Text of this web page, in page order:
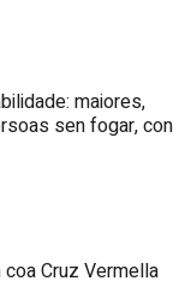
maiores,
sen fogar, con
Cruz Vermella